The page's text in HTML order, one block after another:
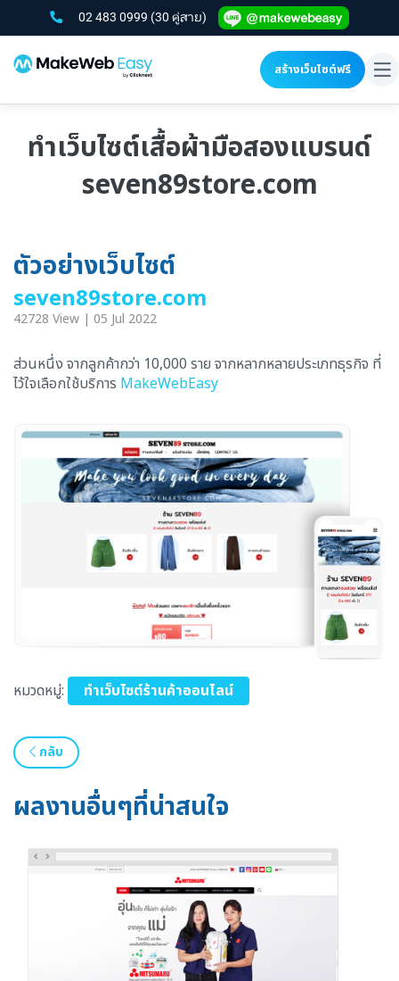
02 483 0999 (30 คู่สาย)
สร้างเว็บไซต์ฟรี
ทำเว็บไซต์เสื้อผ้ามือสองแบรนด์
seven89store.com
ตัวอย่างเว็บไซต์
seven89store.com
42728 View | 05 Jul 2022
ส่วนหนึ่ง จากลูกค้ากว่า 10,000 ราย จากหลากหลายประเภทธุรกิจ ที่
ไว้ใจเลือกใช้บริการ MakeWebEasy
หมวดหมู่: ทำเว็บไซต์ร้านค้าออนไลน์
กลับ
ผลงานอื่นๆที่น่าสนใจ